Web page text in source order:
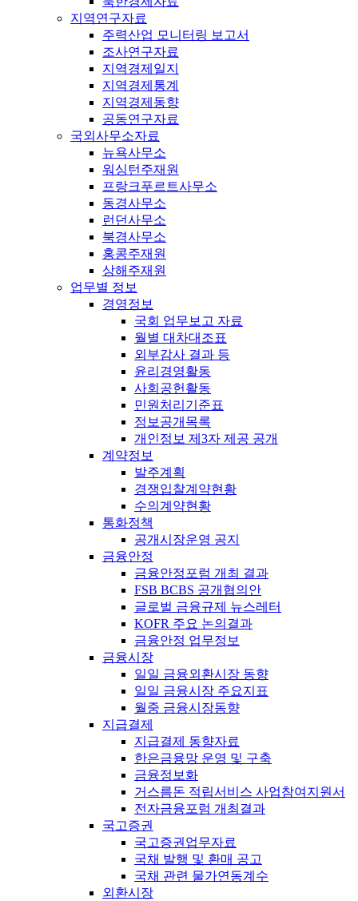
지역연구자료
주력산업 모니터링 보고서
조사연구자료
지역경제일지
지역경제통계
지역경제동향
공동연구자료
국외사무소자료
뉴욕사무소
워싱턴주재원
프랑크푸르트사무소
동경사무소
런던사무소
북경사무소
홍콩주재원
상해주재원
업무별 정보
경영정보
국회 업무보고 자료
월별 대차대조표
외부감사 결과 등
윤리경영활동
사회공헌활동
민원처리기준표
정보공개목록
개인정보 제3자 제공 공개
계약정보
발주계획
경쟁입찰계약현황
수의계약현황
통화정책
공개시장운영 공지
금융안정
금융안정포럼 개최 결과
FSB BCBS 공개협의안
글로벌 금융규제 뉴스레터
KOFR 주요 논의결과
금융안정 업무정보
금융시장
일일 금융외환시장 동향
일일 금융시장 주요지표
월중 금융시장동향
지급결제
지급결제 동향자료
한은금융망 운영 및 구축
금융정보화
거스름돈 적립서비스 사업참여지원서
전자금융포럼 개최결과
국고증권
국고증권업무자료
국채 발행 및 환매 공고
국채 관련 물가연동계수
외환시장